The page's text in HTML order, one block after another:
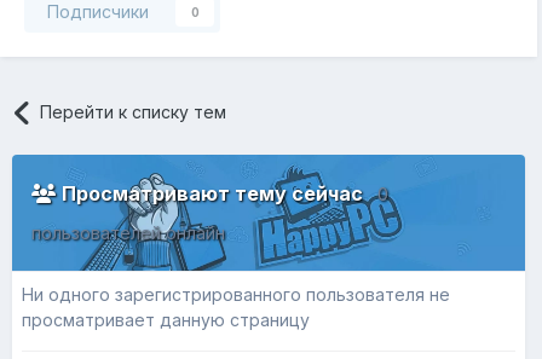
Подписчики 0
Перейти к списку тем
Просматривают тему сейчас0
пользователей онлайн
Ни одного зарегистрированного пользователя не
просматривает данную страницу